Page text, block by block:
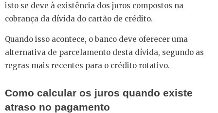
isto se deve à existência dos juros compostos na
cobrança da dívida do cartão de crédito.
Quando isso acontece, o banco deve oferecer uma
alternativa de parcelamento desta dívida, segundo as
regras mais recentes para o crédito rotativo.
Como calcular os juros quando existe
atraso no pagamento